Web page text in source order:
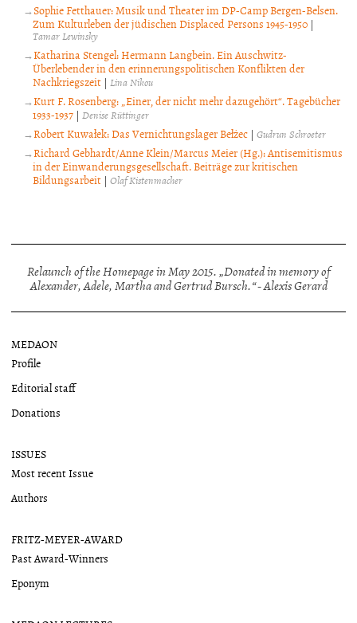
Sophie Fetthauer: Musik und Theater im DP-Camp Bergen-Belsen.
Zum Kulturleben der jüdischen Displaced Persons 1945-1950 |
Tamar Lewinsky
Katharina Stengel: Hermann Langbein. Ein Auschwitz-
Überlebender in den erinnerungspolitischen Konflikten der
Nachkriegszeit | Lina Nikou
Kurt F. Rosenberg: „Einer, der nicht mehr dazugehört“. Tagebücher
1933-1937 | Denise Rüttinger
Robert Kuwałek: Das Vernichtungslager Bełżec |Gudrun Schroeter
Richard Gebhardt/Anne Klein/Marcus Meier (Hg.): Antisemitismus
in der Einwanderungsgesellschaft. Beiträge zur kritischen
Bildungsarbeit | Olaf Kistenmacher
Relaunch of the Homepage in May 2015. „Donated in memory of
Alexander, Adele, Martha and Gertrud Bursch.“ - Alexis Gerard
MEDAON
Profile
Editorial staff
Donations
ISSUES
Most recent Issue
Authors
FRITZ-MEYER-AWARD
Past Award-Winners
Eponym